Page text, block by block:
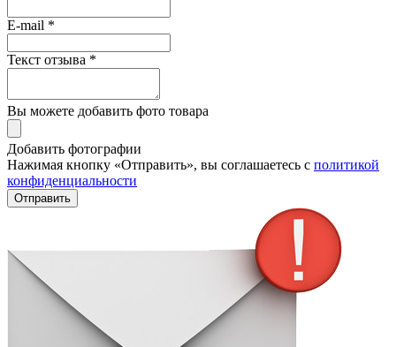
E-mail *
Текст отзыва *
Вы можете добавить фото товара
Добавить фотографии
Нажимая кнопку «Отправить», вы соглашаетесь с политикой
конфиденциальности
Отправить